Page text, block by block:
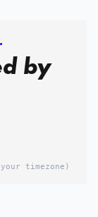
by
timezone)